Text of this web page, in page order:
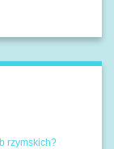
rzymskich?